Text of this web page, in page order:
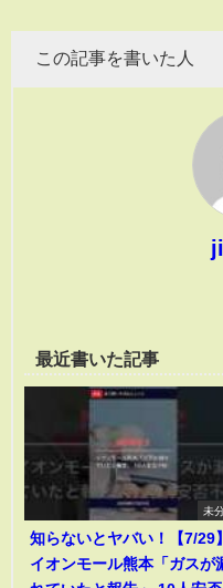
この記事を書いた人
最近書いた記事
未
知らないとヤバい！【7/29】
イオンモール熊本「ガスが